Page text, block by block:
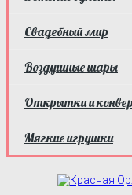
Свадебный мир
Воздушные шары
Открытки и
Мягкие игрушки